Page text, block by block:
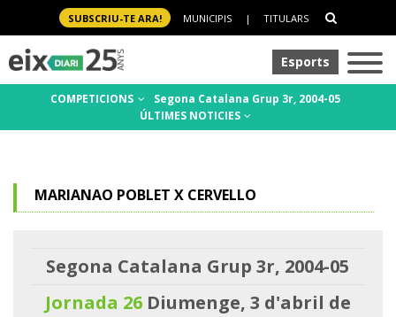
SUBSCRIU-TE ARA! MUNICIPIS | TITULARS
Esports
COMPETICIONS
Segona Catalana Grup 3r, 2004-05
ÚLTIMES NOTICIES
MARIANAO POBLET X CERVELLO
Segona Catalana Grup 3r, 2004-05
Jornada 26Diumenge, 3 d'abril de